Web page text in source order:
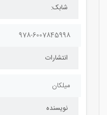
شابک:
978-6007845998
انتشارات
میلکان
نویسنده